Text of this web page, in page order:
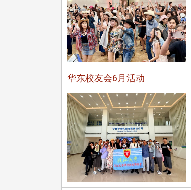
华东校友会6月活动
配合「个人资料保护法」之施
并导入个资管理，对于校友之
资料应尽善良管理人之责任，